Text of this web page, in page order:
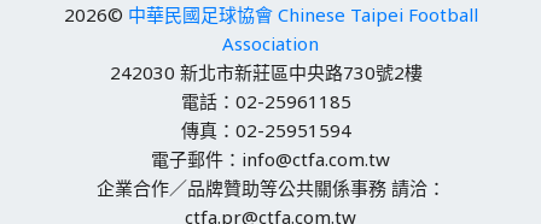
2026© 中華民國足球協會 Chinese Taipei Football
Association
242030 新北市新莊區中央路730號2樓
電話：02-25961185
傳真：02-25951594
電子郵件：info@ctfa.com.tw
企業合作／品牌贊助等公共關係事務 請洽：
ctfa.pr@ctfa.com.tw